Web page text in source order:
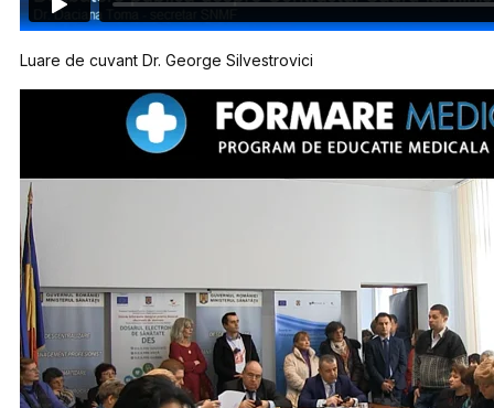
Luare de cuvant Dr. George Silvestrovici